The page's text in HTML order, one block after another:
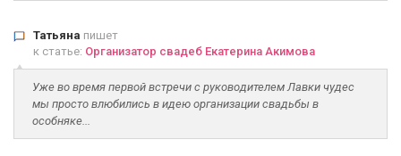
Татьяна пишет
к статье: Организатор свадеб Екатерина Акимова
Уже во время первой встречи с руководителем Лавки чудес
мы просто влюбились в идею организации свадьбы в
особняке...